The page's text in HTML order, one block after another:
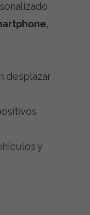
,
desplazar
y